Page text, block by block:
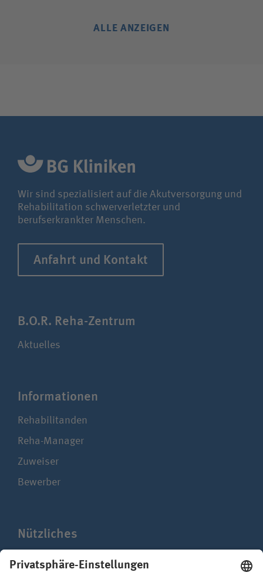
ALLE ANZEIGEN
Wir sind spezialisiert auf die Akutversorgung und
Rehabilitation schwerverletzter und
berufserkrankter Menschen.
Anfahrt und Kontakt
B.O.R. Reha-Zentrum
Aktuelles
Infor­ma­ti­onen
Rehabilitanden
Reha-Manager
Zuweiser
Bewerber
Nützliches
Presse